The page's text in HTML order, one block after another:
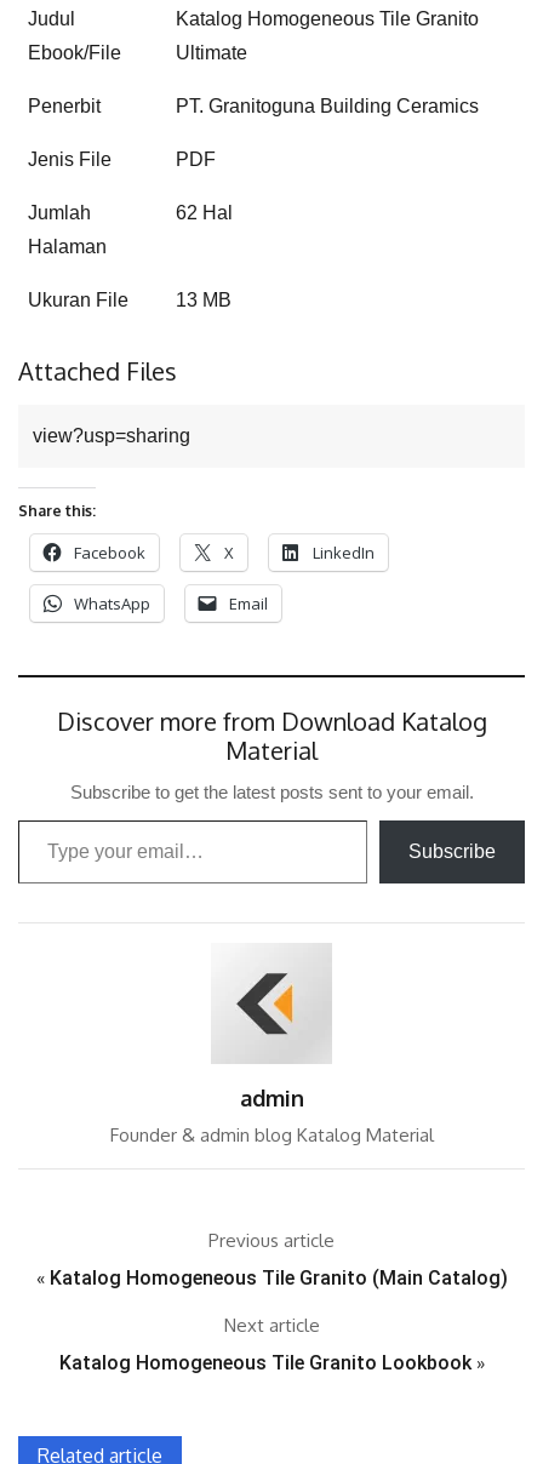
Judul
Ebook/File
Katalog Homogeneous Tile Granito
Ultimate
Penerbit PT. Granitoguna Building Ceramics
Jenis File PDF
Jumlah
Halaman
62 Hal
Ukuran File 13 MB
Attached Files
view?usp=sharing
Share this:
Facebook X LinkedIn
WhatsApp Email
Discover more from Download Katalog
Material
Subscribe to get the latest posts sent to your email.
Type your email…
Subscribe
admin
Founder & admin blog Katalog Material
Previous article
« Katalog Homogeneous Tile Granito (Main Catalog)
Next article
Katalog Homogeneous Tile Granito Lookbook»
Related article